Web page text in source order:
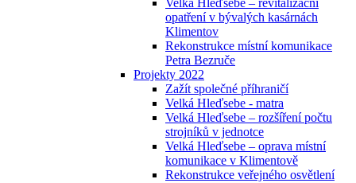
Velká Hleďsebe – revitalizační
opatření v bývalých kasárnách
Klimentov
Rekonstrukce místní komunikace
Petra Bezruče
Projekty 2022
Zažít společné příhraničí
Velká Hleďsebe - matra
Velká Hleďsebe – rozšíření počtu
strojníků v jednotce
Velká Hleďsebe – oprava místní
komunikace v Klimentově
Rekonstrukce veřejného osvětlení